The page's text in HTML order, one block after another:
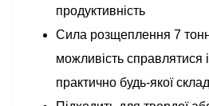
продуктивність
Сила розщеплення 7
можливість справлятися
практично будь-якої